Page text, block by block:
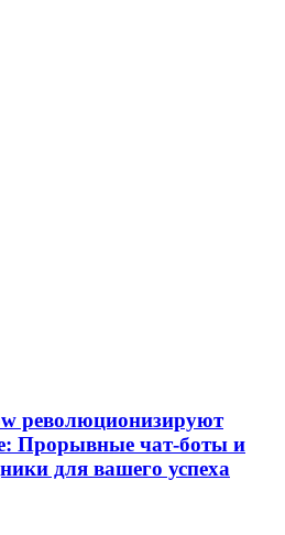
революционизируют
Прорывные чат-боты и
для вашего успеха